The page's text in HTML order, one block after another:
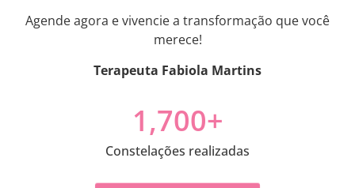
Agende agora e vivencie a transformação que você
merece!
Terapeuta Fabiola Martins
Constelações realizadas
1,700+